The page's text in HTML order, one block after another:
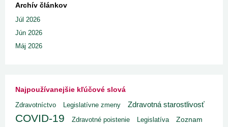
Archív článkov
Júl 2026
Jún 2026
Máj 2026
Najpoužívanejšie kľúčové slová
Zdravotníctvo Legislatívne zmeny Zdravotná starostlivosť
COVID-19 Zdravotné poistenie Legislatíva
Zoznam